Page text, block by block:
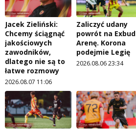
Jacek Zieliński:
Chcemy ściągnąć
jakościowych
zawodników,
dlatego nie są to
łatwe rozmowy
2026.08.07 11:06
Zaliczyć udany
powrót na Exbud
Arenę. Korona
podejmie Legię
2026.08.06 23:34